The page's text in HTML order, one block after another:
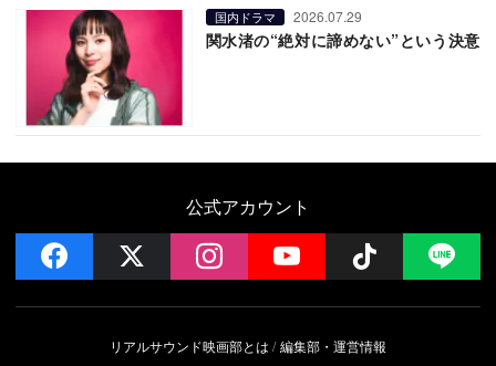
国内ドラマ 2026.07.29
関水渚の“絶対に諦めない”という決意
公式アカウント
facebook instagramYouTube Follow
リアルサウンド映画部とは 編集部・運営情報